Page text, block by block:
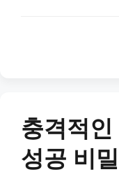
충격적인
성공 비